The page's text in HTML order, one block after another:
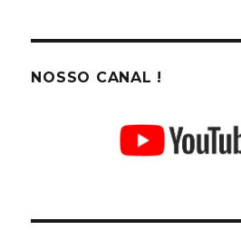
NOSSO CANAL !